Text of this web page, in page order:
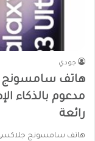
جودي
مدعوم بالذكاء
رائعة